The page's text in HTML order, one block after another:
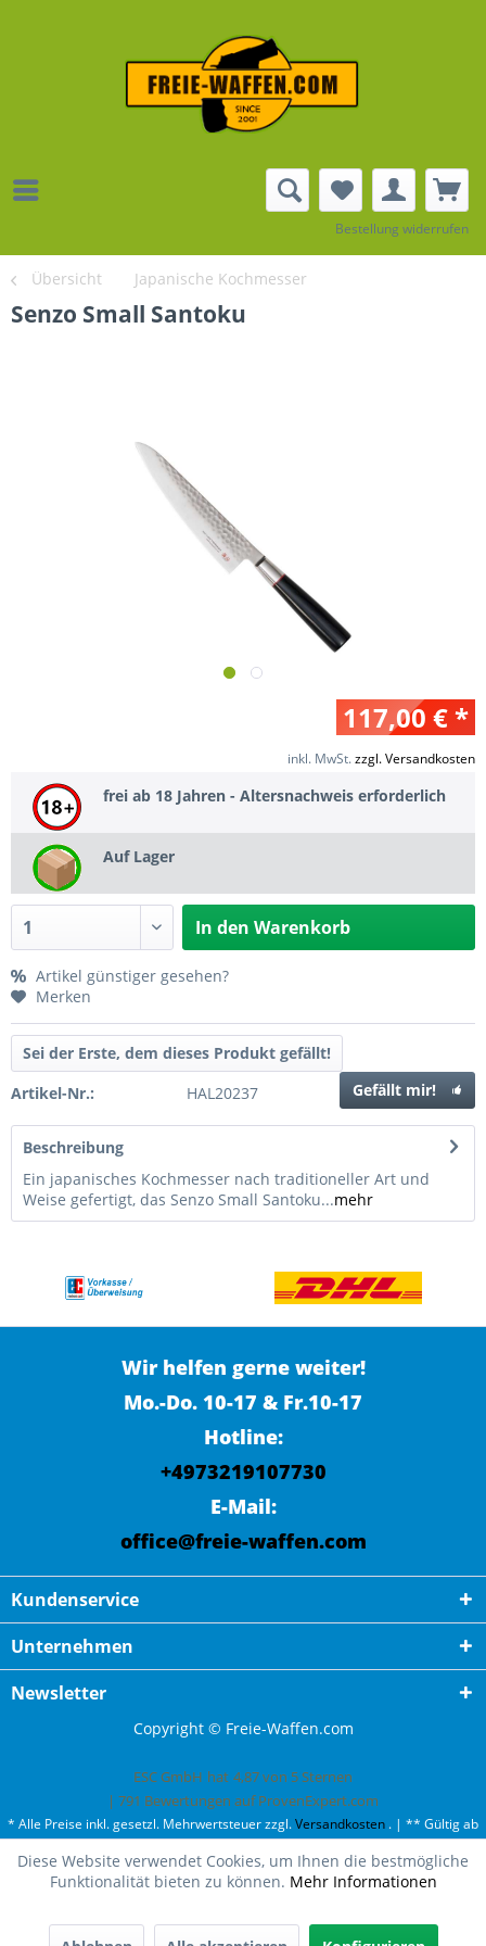
Bestellung widerrufen
Übersicht Japanische Kochmesser
Senzo Small Santoku
117,00 € *
inkl. MwSt.zzgl. Versandkosten
frei ab 18 Jahren - Altersnachweis erforderlich
Auf Lager
In den Warenkorb
Artikel günstiger gesehen?
Merken
Sei der Erste, dem dieses Produkt gefällt!
Gefällt mir!
Artikel-Nr.: HAL20237
Beschreibung
Ein japanisches Kochmesser nach traditioneller Art und
Weise gefertigt, das Senzo Small Santoku...mehr
Wir helfen gerne weiter!
Mo.-Do. 10-17 & Fr.10-17
Hotline:
+4973219107730
E-Mail:
office@freie-waffen.com
Kundenservice
Unternehmen
Newsletter
Copyright © Freie-Waffen.com
ESC GmbH hat 4,87von 5Sternen
| 791 Bewertungen auf ProvenExpert.com
* Alle Preise inkl. gesetzl. Mehrwertsteuer zzgl.Versandkosten . | ** Gültig ab
ausgenommen Gefahrgut. Weitere Ländern finden Sie unterVersandkosten
Diese Website verwendet Cookies, um Ihnen die bestmögliche
Funktionalität bieten zu können. Mehr Informationen